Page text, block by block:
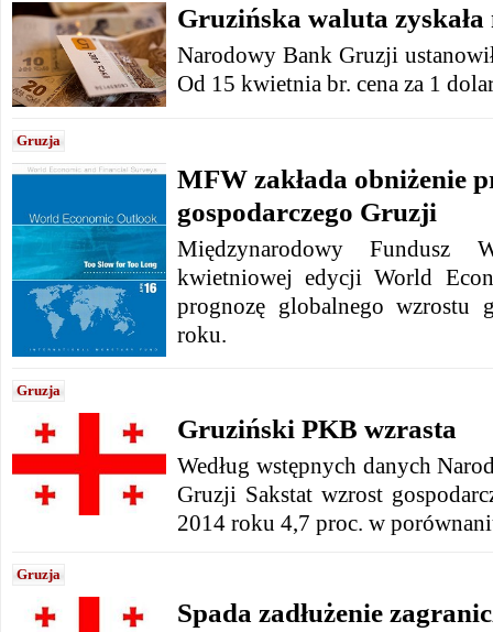
Gruzińska waluta
Narodowy Bank Gruzji
Od 15 kwietnia br. cena za 1
Gruzja
MFW zakłada obniżenie
gospodarczego Gruzji
Międzynarodowy Fundusz
kwietniowej edycji World
prognozę globalnego wzrostu
roku.
Gruzja
Gruziński PKB wzrasta
Według wstępnych danych
Gruzji Sakstat wzrost
2014 roku 4,7 proc. w
Gruzja
Spada zadłużenie